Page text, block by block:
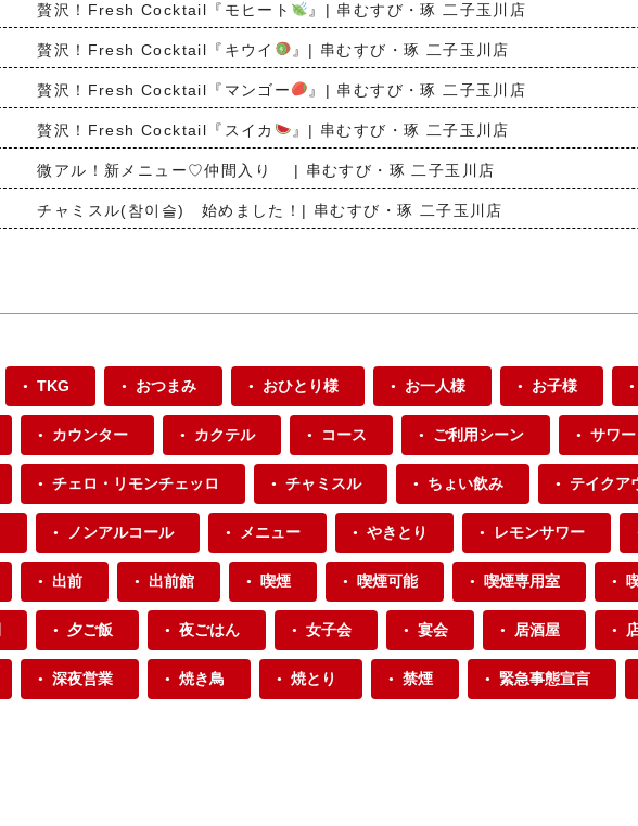
贅沢！Fresh Cocktail『モヒート 』| 串むすび・琢 二子玉川店
贅沢！Fresh Cocktail『キウイ 』| 串むすび・琢 二子玉川店
贅沢！Fresh Cocktail『マンゴー 』| 串むすび・琢 二子玉川店
贅沢！Fresh Cocktail『スイカ 』| 串むすび・琢 二子玉川店
微アル！新メニュー♡仲間入り | 串むすび・琢 二子玉川店
チャミスル(참이슬) 始めました！| 串むすび・琢 二子玉川店
TKG おつまみ おひとり様 お一人様 お子様
カウンター カクテル コース ご利用シーン サワー
チェロ・リモンチェッロ チャミスル ちょい飲み テイクア
ノンアルコール メニュー やきとり レモンサワー
出前 出前館 喫煙 喫煙可能 喫煙専用室
夕ご飯 夜ごはん 女子会 宴会 居酒屋
深夜営業 焼き鳥 焼とり 禁煙 緊急事態宣言